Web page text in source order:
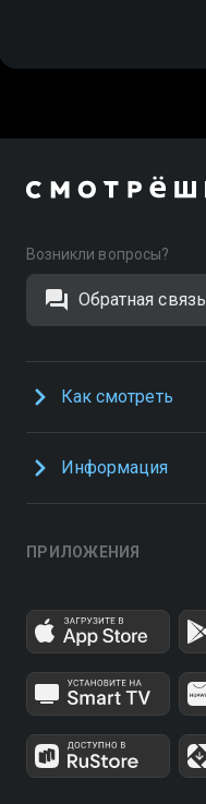
Возникли вопросы?
Обратная связь
Как смотреть
Информация
ПРИЛОЖЕНИЯ